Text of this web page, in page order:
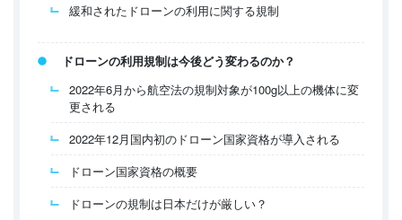
緩和されたドローンの利用に関する規制
ドローンの利用規制は今後どう変わるのか？
2022年6月から航空法の規制対象が100g以上の機体に変
更される
2022年12月国内初のドローン国家資格が導入される
ドローン国家資格の概要
ドローンの規制は日本だけが厳しい？